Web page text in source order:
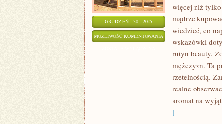
GRUDZIEŃ - 30 - 2025
MOŻLIWOŚĆ KOMENTOWANIA
WŁOSÓW
więcej niż tylko
mądrze
wiedzieć, co
wskazówki
rutyn beauty.
mężczyzn. Ta
rzetelnością.
realne
aromat na
]